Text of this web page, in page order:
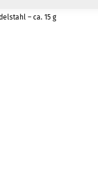
– ca. 15 g